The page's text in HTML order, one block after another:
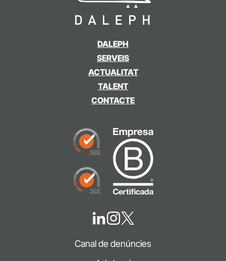
DALEPH
SERVEIS
ACTUALITAT
TALENT
CONTACTE
Canal de denúncies